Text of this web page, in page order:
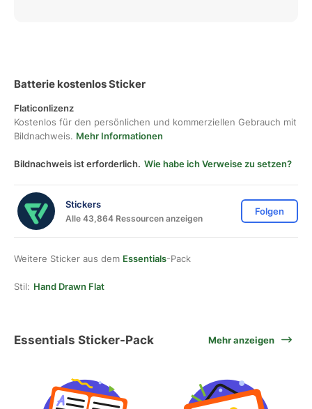
Batterie kostenlos Sticker
Flaticonlizenz
Kostenlos für den persönlichen und kommerziellen Gebrauch mit
Bildnachweis. Mehr Informationen
Bildnachweis ist erforderlich. Wie habe ich Verweise zu setzen?
Stickers
Alle 43,864 Ressourcen anzeigen
Folgen
Weitere Sticker aus dem Essentials-Pack
Stil: Hand Drawn Flat
Essentials Sticker-Pack Mehr anzeigen